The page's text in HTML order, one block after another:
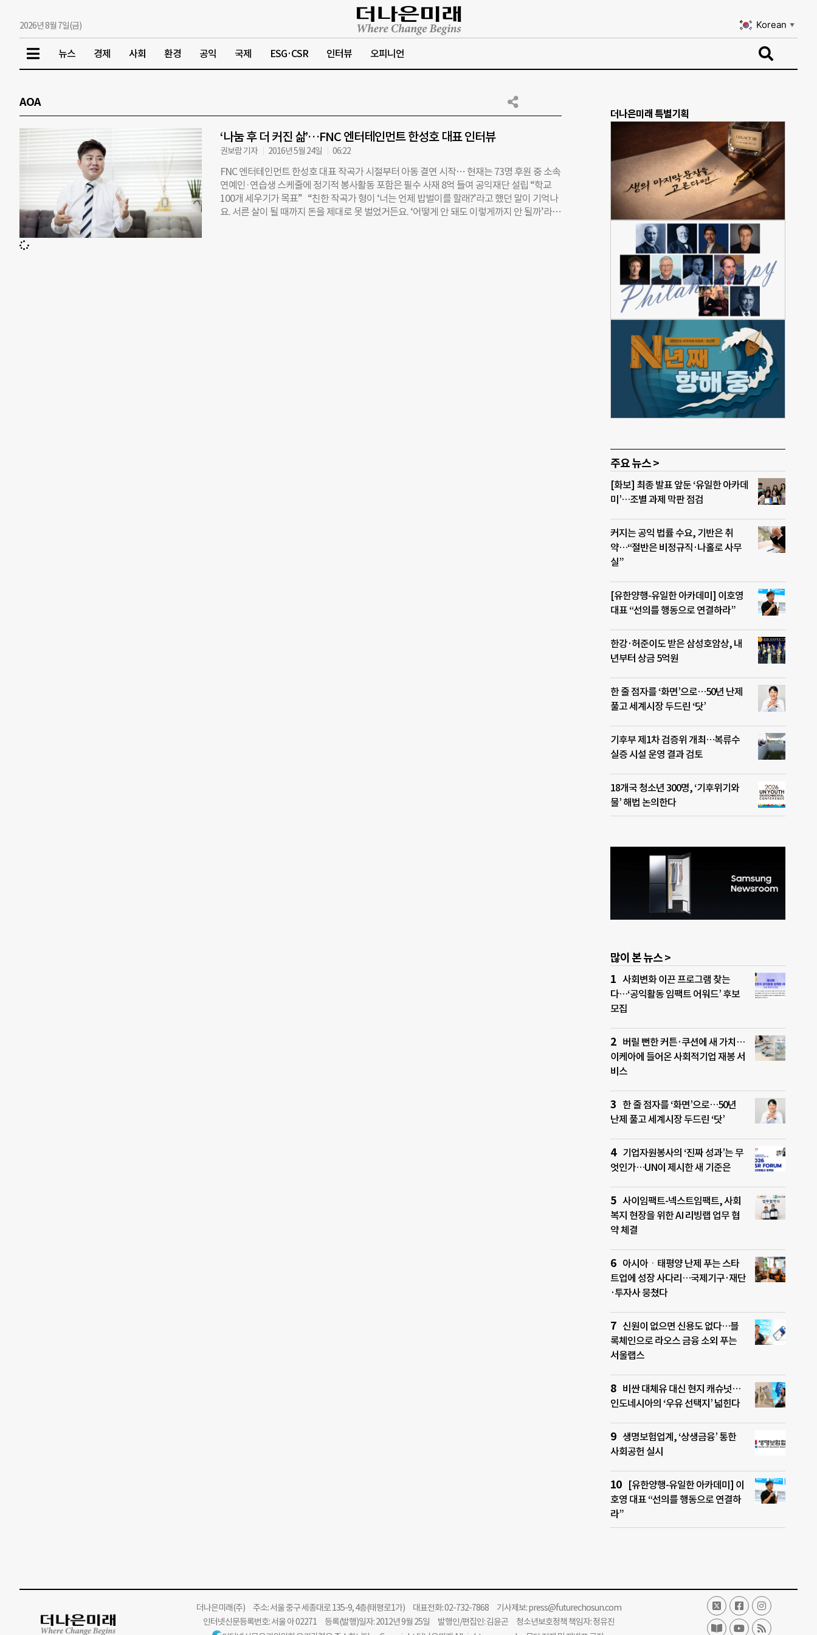
2026년 8월 7일(금) Korean ▼
뉴스 경제 사회 환경 공익 국제 ESG·CSR 인터뷰 오피니언
AOA
‘나눔 후 더 커진 삶’…FNC 엔터테인먼트 한성호 대표 인터뷰
권보람 기자 2016년 5월 24일 06:22
FNC 엔터테인먼트 한성호 대표 작곡가 시절부터 아동 결연 시작… 현재는 73명 후원 중 소속
연예인·연습생 스케줄에 정기적 봉사활동 포함은 필수 사재 8억 들여 공익재단 설립 “학교
100개 세우기가 목표” “친한 작곡가 형이 ‘너는 언제 밥벌이를 할래?’라고 했던 말이 기억나
요. 서른 살이 될 때까지 돈을 제대로 못 벌었거든요. ‘어떻게 안 돼도 이렇게까지 안 될까’라는
더나은미래 특별기획
주요 뉴스 >
[화보] 최종 발표 앞둔 ‘유일한 아카데
미’…조별 과제 막판 점검
커지는 공익 법률 수요, 기반은 취
약…“절반은 비정규직·나홀로 사무
실”
[유한양행-유일한 아카데미] 이호영
대표 “선의를 행동으로 연결하라”
한강·허준이도 받은 삼성호암상, 내
년부터 상금 5억원
한 줄 점자를 ‘화면’으로…50년 난제
풀고 세계시장 두드린 ‘닷’
기후부 제1차 검증위 개최…복류수
실증 시설 운영 결과 검토
18개국 청소년 300명, ‘기후위기와
물’ 해법 논의한다
많이 본 뉴스 >
사회변화 이끈 프로그램 찾는
다…‘공익활동 임팩트 어워드’ 후보
모집
버릴 뻔한 커튼·쿠션에 새 가치…
이케아에 들어온 사회적기업 재봉 서
비스
한 줄 점자를 ‘화면’으로…50년
난제 풀고 세계시장 두드린 ‘닷’
기업자원봉사의 ‘진짜 성과’는 무
엇인가…UN이 제시한 새 기준은
사이임팩트-넥스트임팩트, 사회
복지 현장을 위한 AI 리빙랩 업무 협
약 체결
아시아ㆍ태평양 난제 푸는 스타
트업에 성장 사다리…국제기구·재단
·투자사 뭉쳤다
신원이 없으면 신용도 없다…블
록체인으로 라오스 금융 소외 푸는
서울랩스
비싼 대체유 대신 현지 캐슈넛…
인도네시아의 ‘우유 선택지’ 넓힌다
생명보험업계, ‘상생금융’ 통한
사회공헌 실시
[유한양행-유일한 아카데미] 이
호영 대표 “선의를 행동으로 연결하
라”
더나은미래(주)주소: 서울 중구 세종대로 135-9, 4층(태평로1가) 대표전화: 02-732-7868 기사제보:press@futurechosun.com
인터넷신문등록번호: 서울 아 02271 등록(발행)일자: 2012년 9월 25일 발행인/편집인: 김윤곤 청소년보호정책 책임자: 정유진